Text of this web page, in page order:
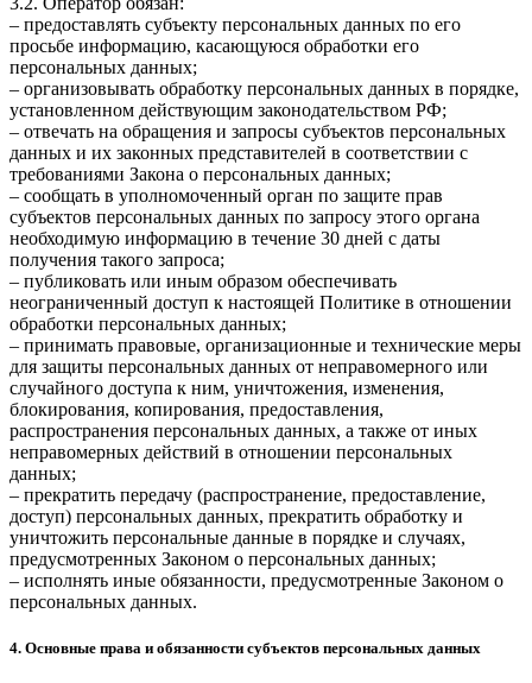
– предоставлять субъекту персональных данных по его
просьбе информацию, касающуюся обработки его
персональных данных;
– организовывать обработку персональных данных в порядке,
установленном действующим законодательством РФ;
– отвечать на обращения и запросы субъектов персональных
данных и их законных представителей в соответствии с
требованиями Закона о персональных данных;
– сообщать в уполномоченный орган по защите прав
субъектов персональных данных по запросу этого органа
необходимую информацию в течение 30 дней с даты
получения такого запроса;
– публиковать или иным образом обеспечивать
неограниченный доступ к настоящей Политике в отношении
обработки персональных данных;
– принимать правовые, организационные и технические меры
для защиты персональных данных от неправомерного или
случайного доступа к ним, уничтожения, изменения,
блокирования, копирования, предоставления,
распространения персональных данных, а также от иных
неправомерных действий в отношении персональных
данных;
– прекратить передачу (распространение, предоставление,
доступ) персональных данных, прекратить обработку и
уничтожить персональные данные в порядке и случаях,
предусмотренных Законом о персональных данных;
– исполнять иные обязанности, предусмотренные Законом о
персональных данных.
4. Основные права и обязанности субъектов персональных данных